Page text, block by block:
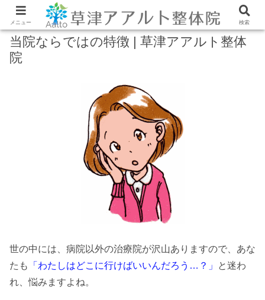
当院ならではの特徴 | 草津アアルト整体
院
世の中には、病院以外の治療院が沢山ありますので、あな
たも
「わたしはどこに行けばいいんだろう…？」
と迷わ
れ、悩みますよね。
メニュー 検索